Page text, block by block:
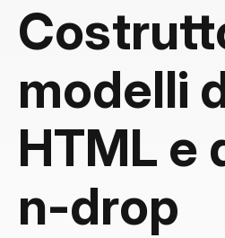
modelli
HTML e
n-drop